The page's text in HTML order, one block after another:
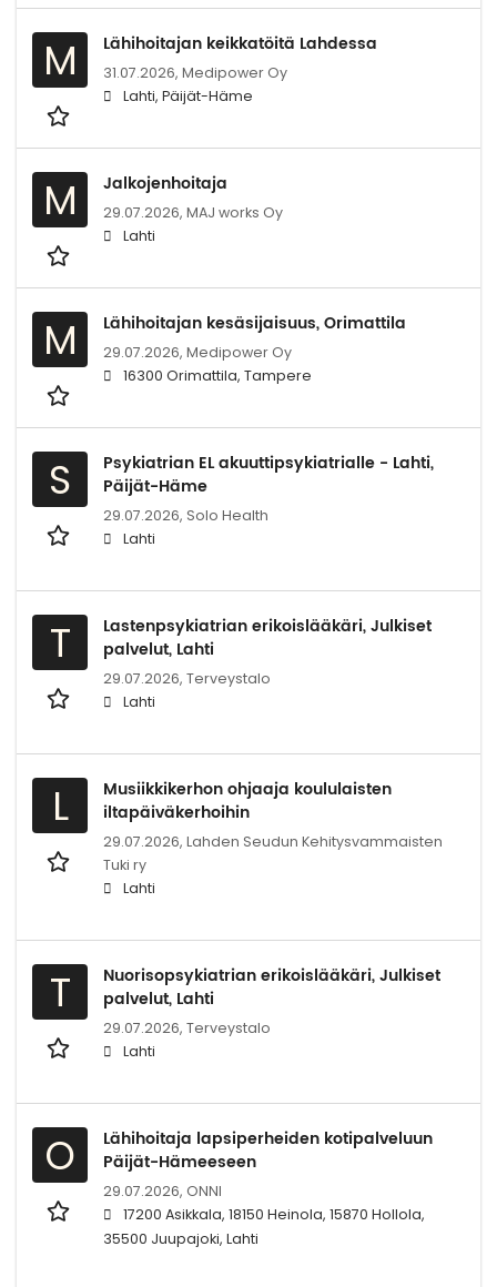
M Lähihoitajan keikkatöitä Lahdessa
31.07.2026, Medipower Oy
Lahti, Päijät-Häme
M Jalkojenhoitaja
29.07.2026, MAJ works Oy
Lahti
M Lähihoitajan kesäsijaisuus, Orimattila
29.07.2026, Medipower Oy
16300 Orimattila, Tampere
S
Psykiatrian EL akuuttipsykiatrialle - Lahti,
Päijät-Häme
29.07.2026, Solo Health
Lahti
T
Lastenpsykiatrian erikoislääkäri, Julkiset
palvelut, Lahti
29.07.2026, Terveystalo
Lahti
L
Musiikkikerhon ohjaaja koululaisten
iltapäiväkerhoihin
29.07.2026, Lahden Seudun Kehitysvammaisten
Tuki ry
Lahti
T
Nuorisopsykiatrian erikoislääkäri, Julkiset
palvelut, Lahti
29.07.2026, Terveystalo
Lahti
O
Lähihoitaja lapsiperheiden kotipalveluun
Päijät-Hämeeseen
29.07.2026, ONNI
17200 Asikkala, 18150 Heinola, 15870 Hollola,
35500 Juupajoki, Lahti